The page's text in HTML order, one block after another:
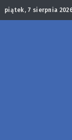
piątek, 7 sierpnia